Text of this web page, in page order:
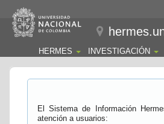
HERMES INVESTIGACIÓN
El Sistema de Información
atención a usuarios: